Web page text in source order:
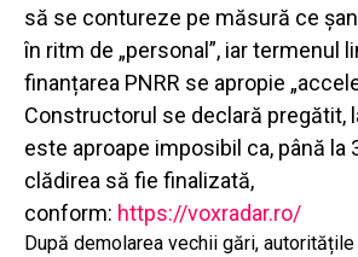
să se contureze pe măsură ce
în ritm de „personal”, iar termenul
finanțarea PNRR se apropie
Constructorul se declară pregătit,
este aproape imposibil ca, până la
clădirea să fie finalizată,
conform: https://voxradar.ro/
După demolarea vechii gări,